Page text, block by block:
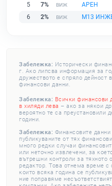
5
7%
АРЕН
6
2% М13
Забележка: Исторически
г. Ако липсва информация за
дружеството е спряло дейност
финансови данни.
Забележка: Всички финансови
в хиляди лева – ако за някои
вероятно те са преустановили
години.
Забележка: Финансовите
публикуваните от тях
много редки случаи
или неточно извлечени, за
вътрешни контроли за тяхното
редактор. Това отнема време с
които всяка година се
ние поправяме